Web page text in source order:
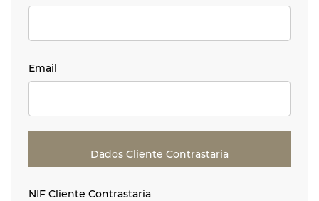
Email
Email
Dados Cliente Contrastaria
NIF Cliente Contrastaria
NIF Cliente Contrastaria